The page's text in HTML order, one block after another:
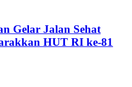
Gelar Jalan Sehat
HUT RI ke-81